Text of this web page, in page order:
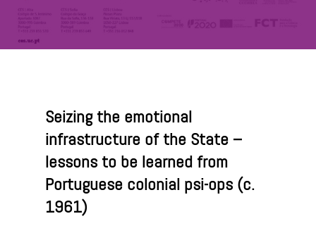
Seizing the emotional
infrastructure of the State –
lessons to be learned from
Portuguese colonial psi-ops (c.
1961)